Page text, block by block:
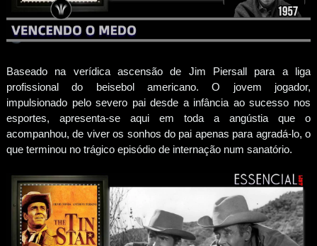
Baseado na verídica ascensão de Jim Piersall para a liga
profissional do beisebol americano. O jovem jogador,
impulsionado pelo severo pai desde a infância ao sucesso nos
esportes, apresenta-se aqui em toda a angústia que o
acompanhou, de viver os sonhos do pai apenas para agradá-lo, o
que terminou no trágico episódio de internação num sanatório.